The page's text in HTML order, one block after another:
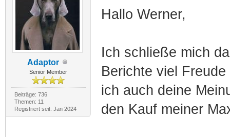
Adaptor
Senior Member
Beiträge: 736
Themen: 11
Registriert seit: Jan 2024
Hallo Werner,
Ich schließe mich
Berichte viel
ich auch deine
den Kauf meiner